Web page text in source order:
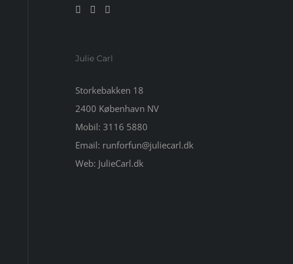
Julie Carl
Storkebakken 18
2400 København NV
Mobil: 3116 5880
Email: runforfun@juliecarl.dk
Web: JulieCarl.dk